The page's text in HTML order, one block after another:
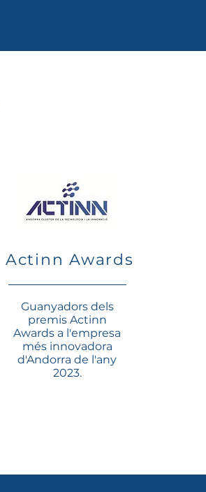
Actinn Awards
Guanyadors dels
premis Actinn
Awards a l'empresa
més innovadora
d'Andorra de l'any
2023.